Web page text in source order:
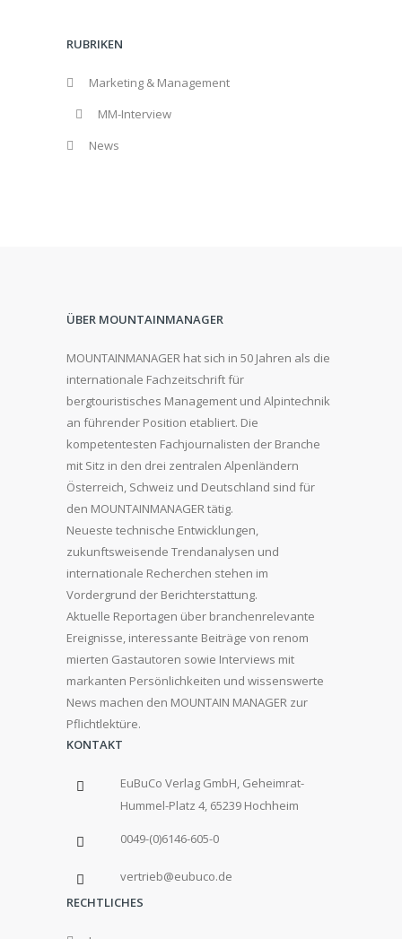
RUBRIKEN
Marketing & Management
MM-Interview
News
ÜBER MOUNTAINMANAGER
MOUNTAINMANAGER hat sich in 50 Jahren als die
internationale Fachzeitschrift für
bergtouristisches Management und Alpintechnik
an führender Position etabliert. Die
kompetentesten Fachjournalisten der Branche
mit Sitz in den drei zentralen Alpenländern
Österreich, Schweiz und Deutschland sind für
den MOUNTAINMANAGER tätig.
Neueste technische Entwicklungen,
zukunftsweisende Trendanalysen und
internationale Recherchen stehen im
Vordergrund der Berichterstattung.
Aktuelle Reportagen über branchenrelevante
Ereignisse, interessante Beiträge von renom
mierten Gastautoren sowie Interviews mit
markanten Persönlichkeiten und wissenswerte
News machen den MOUNTAIN MANAGER zur
Pflichtlektüre.
KONTAKT
EuBuCo Verlag GmbH, Geheimrat-
Hummel-Platz 4, 65239 Hochheim
0049-(0)6146-605-0
vertrieb@eubuco.de
RECHTLICHES